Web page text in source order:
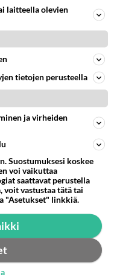
sairauksista.
10 315 0
laitteella olevien
tietojen perusteella
ja virheiden
Suostumuksesi koskee
voi vaikuttaa
saattavat perustella
vastustaa tätä tai
"Asetukset" linkkiä.